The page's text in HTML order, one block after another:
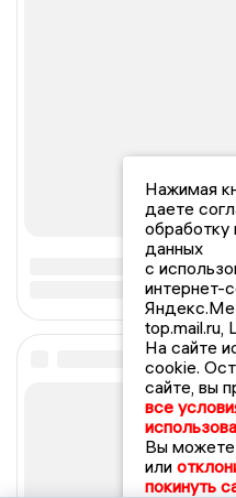
Нажимая
даете
обработку
данных
с
интернет-
top.mail.ru,
На сайте
cookie.
сайте, вы
все
Вы можете
или
покинуть